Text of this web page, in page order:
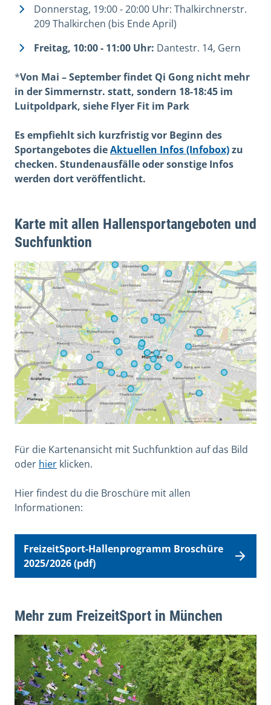
Donnerstag, 19:00 - 20:00 Uhr: Thalkirchnerstr.
209 Thalkirchen (bis Ende April)
Freitag, 10:00 - 11:00 Uhr: Dantestr. 14, Gern
*Von Mai – September findet Qi Gong nicht mehr
in der Simmernstr. statt, sondern 18-18:45 im
Luitpoldpark, siehe Flyer Fit im Park
Es empfiehlt sich kurzfristig vor Beginn des
Sportangebotes dieAktuellen Infos (Infobox)zu
checken. Stundenausfälle oder sonstige Infos
werden dort veröffentlicht.
Karte mit allen Hallensportangeboten und
Suchfunktion
Für die Kartenansicht mit Suchfunktion auf das Bild
oder hier klicken.
Hier findest du die Broschüre mit allen
Informationen:
FreizeitSport-Hallenprogramm Broschüre
2025/2026 (pdf)
Mehr zum FreizeitSport in München